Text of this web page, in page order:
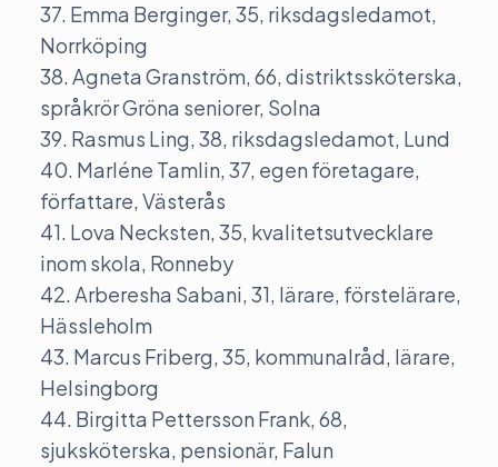
37. Emma Berginger, 35, riksdagsledamot,
Norrköping
38. Agneta Granström, 66, distriktssköterska,
språkrör Gröna seniorer, Solna
39. Rasmus Ling, 38, riksdagsledamot, Lund
40. Marléne Tamlin, 37, egen företagare,
författare, Västerås
41. Lova Necksten, 35, kvalitetsutvecklare
inom skola, Ronneby
42. Arberesha Sabani, 31, lärare, förstelärare,
Hässleholm
43. Marcus Friberg, 35, kommunalråd, lärare,
Helsingborg
44. Birgitta Pettersson Frank, 68,
sjuksköterska, pensionär, Falun